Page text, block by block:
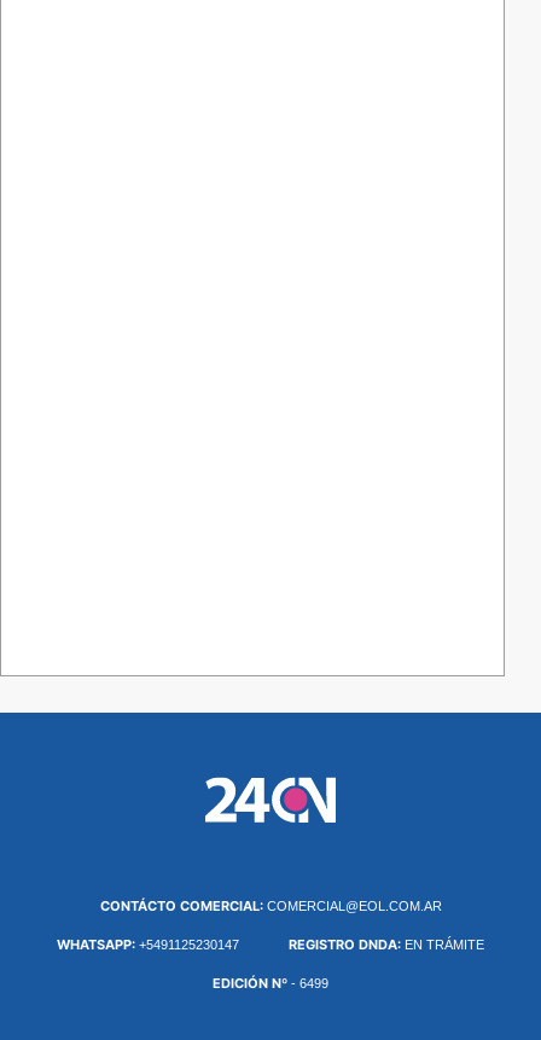
CONTÁCTO COMERCIAL: COMERCIAL@EOL.COM.AR
WHATSAPP: +5491125230147 REGISTRO DNDA: EN TRÁMITE
EDICIÓN Nº - 6499